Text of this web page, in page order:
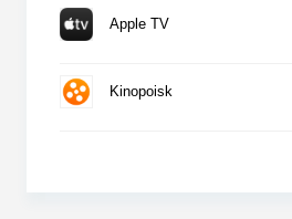
Apple TV
Kinopoisk